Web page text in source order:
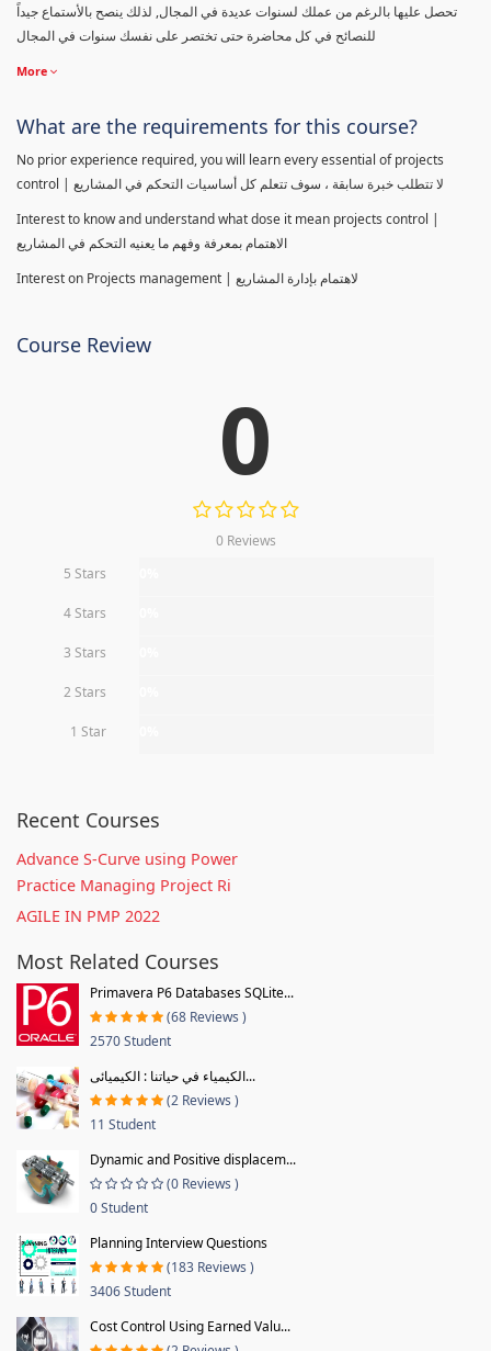
تحصل عليها بالرغم من عملك لسنوات عديدة في المجال, لذلك ينصح بالأستماع جيداً
للنصائح في كل محاضرة حتى تختصر على نفسك سنوات في المجال
More
What are the requirements for this course?
No prior experience required, you will learn every essential of projects
control | لا تتطلب خبرة سابقة ، سوف تتعلم كل أساسيات التحكم في المشاريع
Interest to know and understand what dose it mean projects control |
الاهتمام بمعرفة وفهم ما يعنيه التحكم في المشاريع
Interest on Projects management | لاهتمام بإدارة المشاريع
Course Review
0
0 Reviews
5 Stars
4 Stars
3 Stars
2 Stars
1 Star
Recent Courses
Advance S-Curve using Power
Practice Managing Project Ri
AGILE IN PMP 2022
Most Related Courses
Primavera P6 Databases SQLite...
(68 Reviews )
2570 Student
الكيمياء في حياتنا : الكيميائى...
(2 Reviews )
11 Student
Dynamic and Positive displacem...
(0 Reviews )
0 Student
Planning Interview Questions
(183 Reviews )
3406 Student
Cost Control Using Earned Valu...